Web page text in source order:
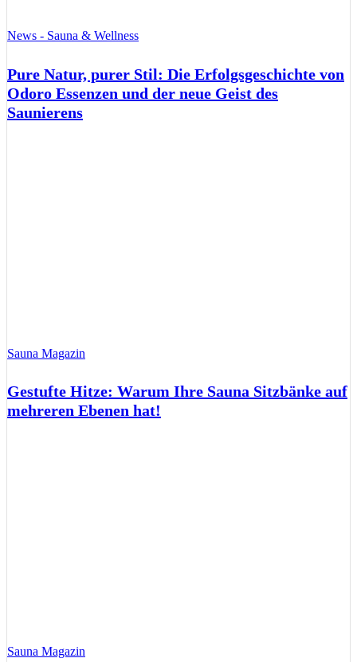
News - Sauna & Wellness
Pure Natur, purer Stil: Die Erfolgsgeschichte von
Odoro Essenzen und der neue Geist des
Saunierens
Sauna Magazin
Gestufte Hitze: Warum Ihre Sauna Sitzbänke auf
mehreren Ebenen hat!
Sauna Magazin